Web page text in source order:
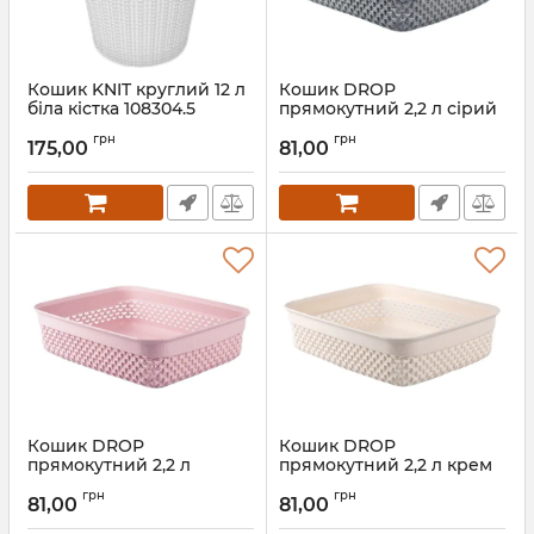
Кошик KNIT круглий 12 л
біла кістка 108304.5
175,00 грн
Кошик DROP
прямокутний 2,2 л сірий
Артикул:
81,00 грн
Кошик DROP
прямокутний 2,2 л
161002.1
Артикул: 161002.1
81,00 грн
Кошик DROP
прямокутний 2,2 л крем
Артикул:
81,00 грн